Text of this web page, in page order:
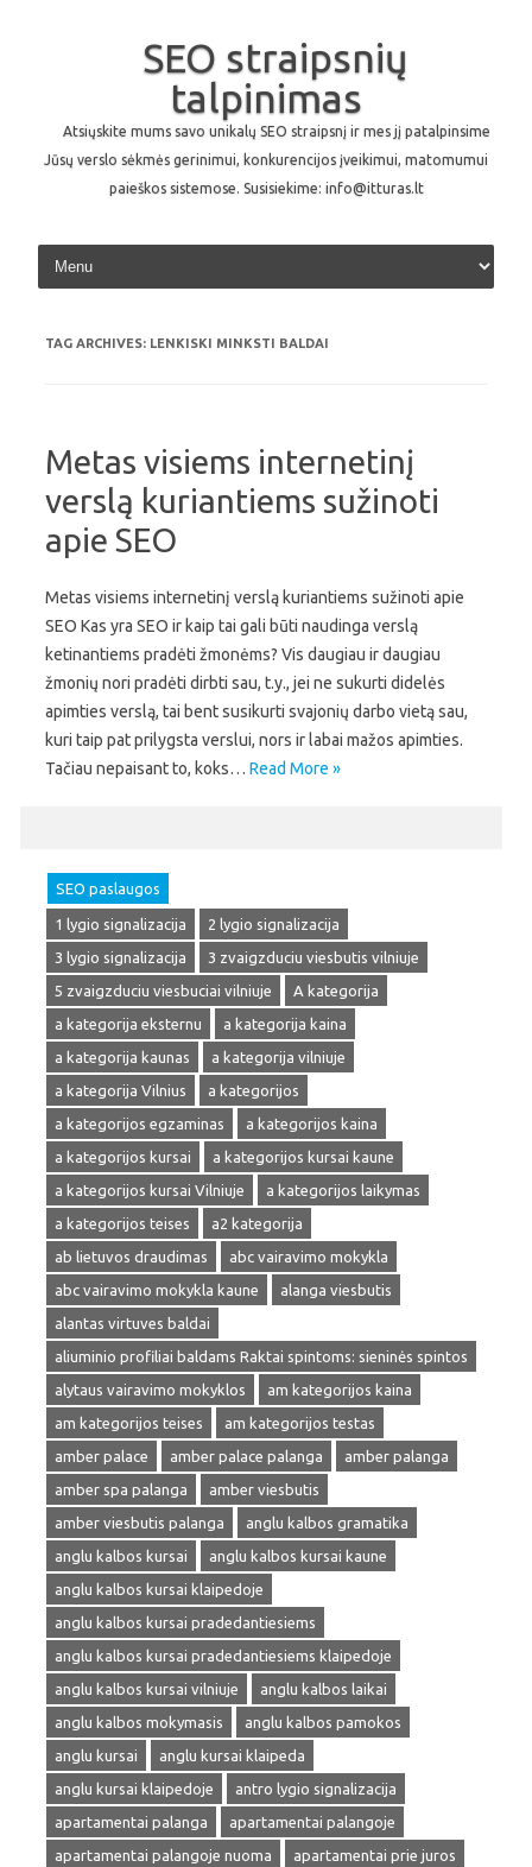
SEO straipsnių
talpinimas
Atsiųskite mums savo unikalų SEO straipsnį ir mes jį patalpinsime
Jūsų verslo sėkmės gerinimui, konkurencijos įveikimui, matomumui
paieškos sistemose. Susisiekime: info@itturas.lt
Skip to content
TAG ARCHIVES: LENKISKI MINKSTI BALDAI
Metas visiems internetinį
verslą kuriantiems sužinoti
apie SEO
Metas visiems internetinį verslą kuriantiems sužinoti apie
SEO Kas yra SEO ir kaip tai gali būti naudinga verslą
ketinantiems pradėti žmonėms? Vis daugiau ir daugiau
žmonių nori pradėti dirbti sau, t.y., jei ne sukurti didelės
apimties verslą, tai bent susikurti svajonių darbo vietą sau,
kuri taip pat prilygsta verslui, nors ir labai mažos apimties.
Tačiau nepaisant to, koks… Read More »
SEO paslaugos
1 lygio signalizacija
2 lygio signalizacija
3 lygio signalizacija
3 zvaigzduciu viesbutis vilniuje
5 zvaigzduciu viesbuciai vilniuje
A kategorija
a kategorija eksternu
a kategorija kaina
a kategorija kaunas
a kategorija vilniuje
a kategorija Vilnius
a kategorijos
a kategorijos egzaminas
a kategorijos kaina
a kategorijos kursai
a kategorijos kursai kaune
a kategorijos kursai Vilniuje
a kategorijos laikymas
a kategorijos teises
a2 kategorija
ab lietuvos draudimas
abc vairavimo mokykla
abc vairavimo mokykla kaune
alanga viesbutis
alantas virtuves baldai
aliuminio profiliai baldams Raktai spintoms: sieninės spintos
alytaus vairavimo mokyklos
am kategorijos kaina
am kategorijos teises
am kategorijos testas
amber palace
amber palace palanga
amber palanga
amber spa palanga
amber viesbutis
amber viesbutis palanga
anglu kalbos gramatika
anglu kalbos kursai
anglu kalbos kursai kaune
anglu kalbos kursai klaipedoje
anglu kalbos kursai pradedantiesiems
anglu kalbos kursai pradedantiesiems klaipedoje
anglu kalbos kursai vilniuje
anglu kalbos laikai
anglu kalbos mokymasis
anglu kalbos pamokos
anglu kursai
anglu kursai klaipeda
anglu kursai klaipedoje
antro lygio signalizacija
apartamentai palanga
apartamentai palangoje
apartamentai palangoje nuoma
apartamentai prie juros